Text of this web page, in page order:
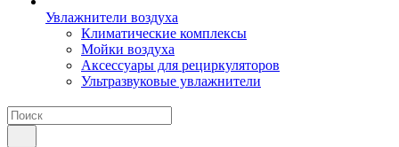
Увлажнители воздуха
Климатические комплексы
Мойки воздуха
Аксессуары для рециркуляторов
Ультразвуковые увлажнители